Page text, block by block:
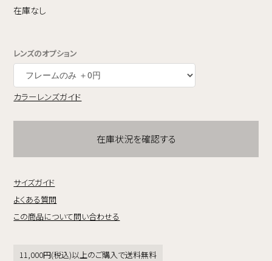
在庫なし
レンズのオプション
カラーレンズガイド
在庫状況を確認する
サイズガイド
よくある質問
この商品について問い合わせる
11,000円(税込)以上のご購入で送料無料